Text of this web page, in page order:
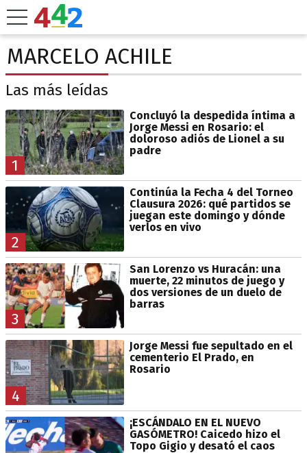
MARCELO ACHILE
Las más leídas
1
Concluyó la despedida íntima a
Jorge Messi en Rosario: el
doloroso adiós de Lionel a su
padre
2
Continúa la Fecha 4 del Torneo
Clausura 2026: qué partidos se
juegan este domingo y dónde
verlos en vivo
3
San Lorenzo vs Huracán: una
muerte, 22 minutos de juego y
dos versiones de un duelo de
barras
4
Jorge Messi fue sepultado en el
cementerio El Prado, en
Rosario
¡ESCÁNDALO EN EL NUEVO
GASÓMETRO! Caicedo hizo el
Topo Gigio y desató el caos